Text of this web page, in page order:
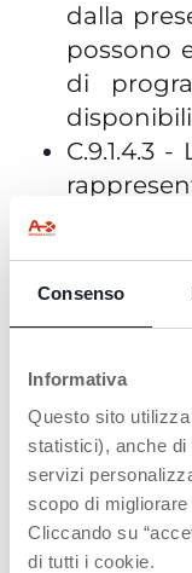
Consenso
Informativa
Questo sito
statistici), anche
servizi
scopo di
Cliccando su
di tutti i cookie.
dalla
possono
di
C.9.1.4.3
delle
ha il
richiesto;
rapporto di